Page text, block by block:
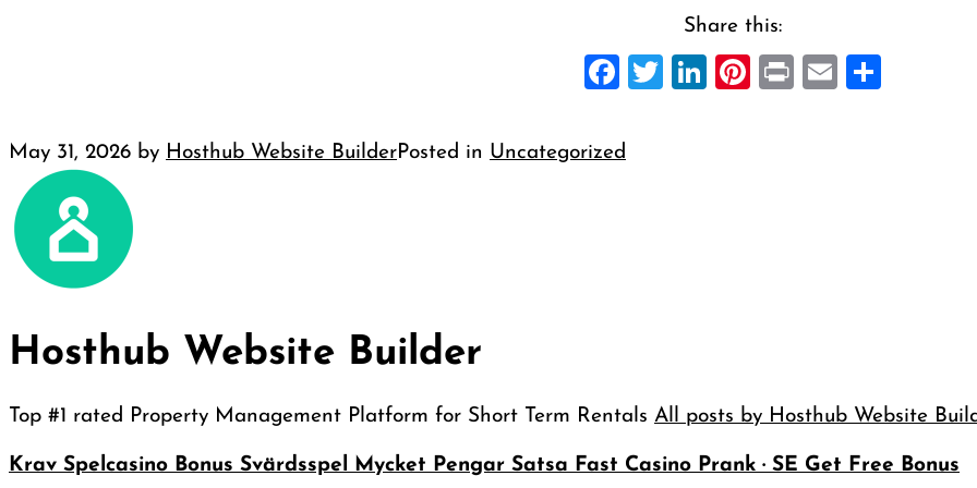
Share this:
Facebook
Twitter
LinkedIn
Pinterest
PrintEmail
May 31, 2026 by Hosthub Website BuilderPosted in Uncategorized
Hosthub Website Builder
Top #1 rated Property Management Platform for Short Term Rentals All posts by Hosthub Website
Post
Krav Spelcasino Bonus Svärdsspel Mycket Pengar Satsa Fast Casino Prank · SE Get Free Bonus